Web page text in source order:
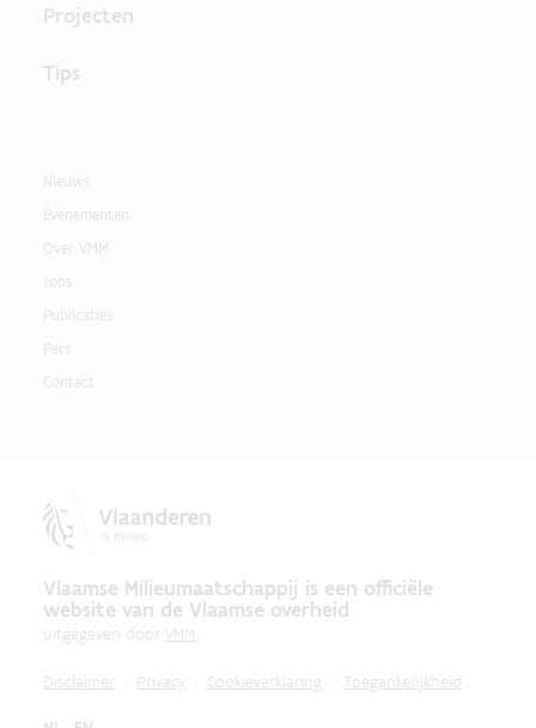
Projecten
Tips
Nieuws
Evenementen
Over VMM
Jobs
Publicaties
Pers
Contact
Vlaamse Milieumaatschappij is een officiële
website van de Vlaamse overheid
uitgegeven door VMM
Disclaimer Privacy Cookieverklaring Toegankelijkheid